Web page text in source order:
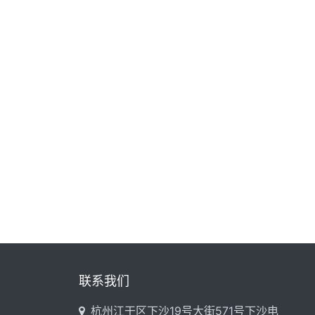
联系我们
杭州江干区下沙19号大街571号下沙电